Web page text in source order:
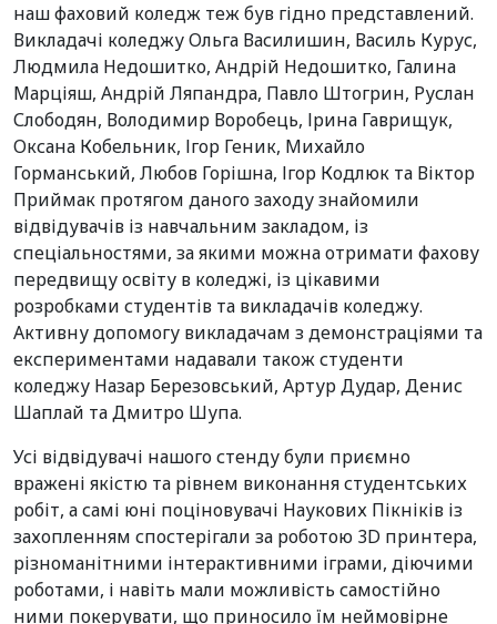
наш фаховий коледж теж був гідно представлений.
Викладачі коледжу Ольга Василишин, Василь Курус,
Людмила Недошитко, Андрій Недошитко, Галина
Марціяш, Андрій Ляпандра, Павло Штогрин, Руслан
Слободян, Володимир Воробець, Ірина Гаврищук,
Оксана Кобельник, Ігор Геник, Михайло
Горманський, Любов Горішна, Ігор Кодлюк та Віктор
Приймак протягом даного заходу знайомили
відвідувачів із навчальним закладом, із
спеціальностями, за якими можна отримати фахову
передвищу освіту в коледжі, із цікавими
розробками студентів та викладачів коледжу.
Активну допомогу викладачам з демонстраціями та
експериментами надавали також студенти
коледжу Назар Березовський, Артур Дудар, Денис
Шаплай та Дмитро Шупа.
Усі відвідувачі нашого стенду були приємно
вражені якістю та рівнем виконання студентських
робіт, а самі юні поціновувачі Наукових Пікніків із
захопленням спостерігали за роботою 3D принтера,
різноманітними інтерактивними іграми, діючими
роботами, і навіть мали можливість самостійно
ними покерувати, що приносило їм неймовірне